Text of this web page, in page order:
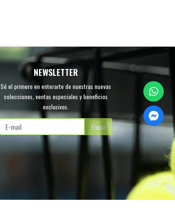
NEWSLETTER
Sé el primero en enterarte de nuestras nuevas
colecciones, ventas especiales y beneficios
exclusivos.
Enviar